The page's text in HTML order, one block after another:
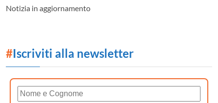
Notizia in aggiornamento
#Iscriviti alla newsletter